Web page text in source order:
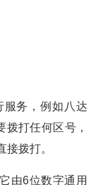
务，例如八达
打任何区号，
拨打。
由6位数字通用